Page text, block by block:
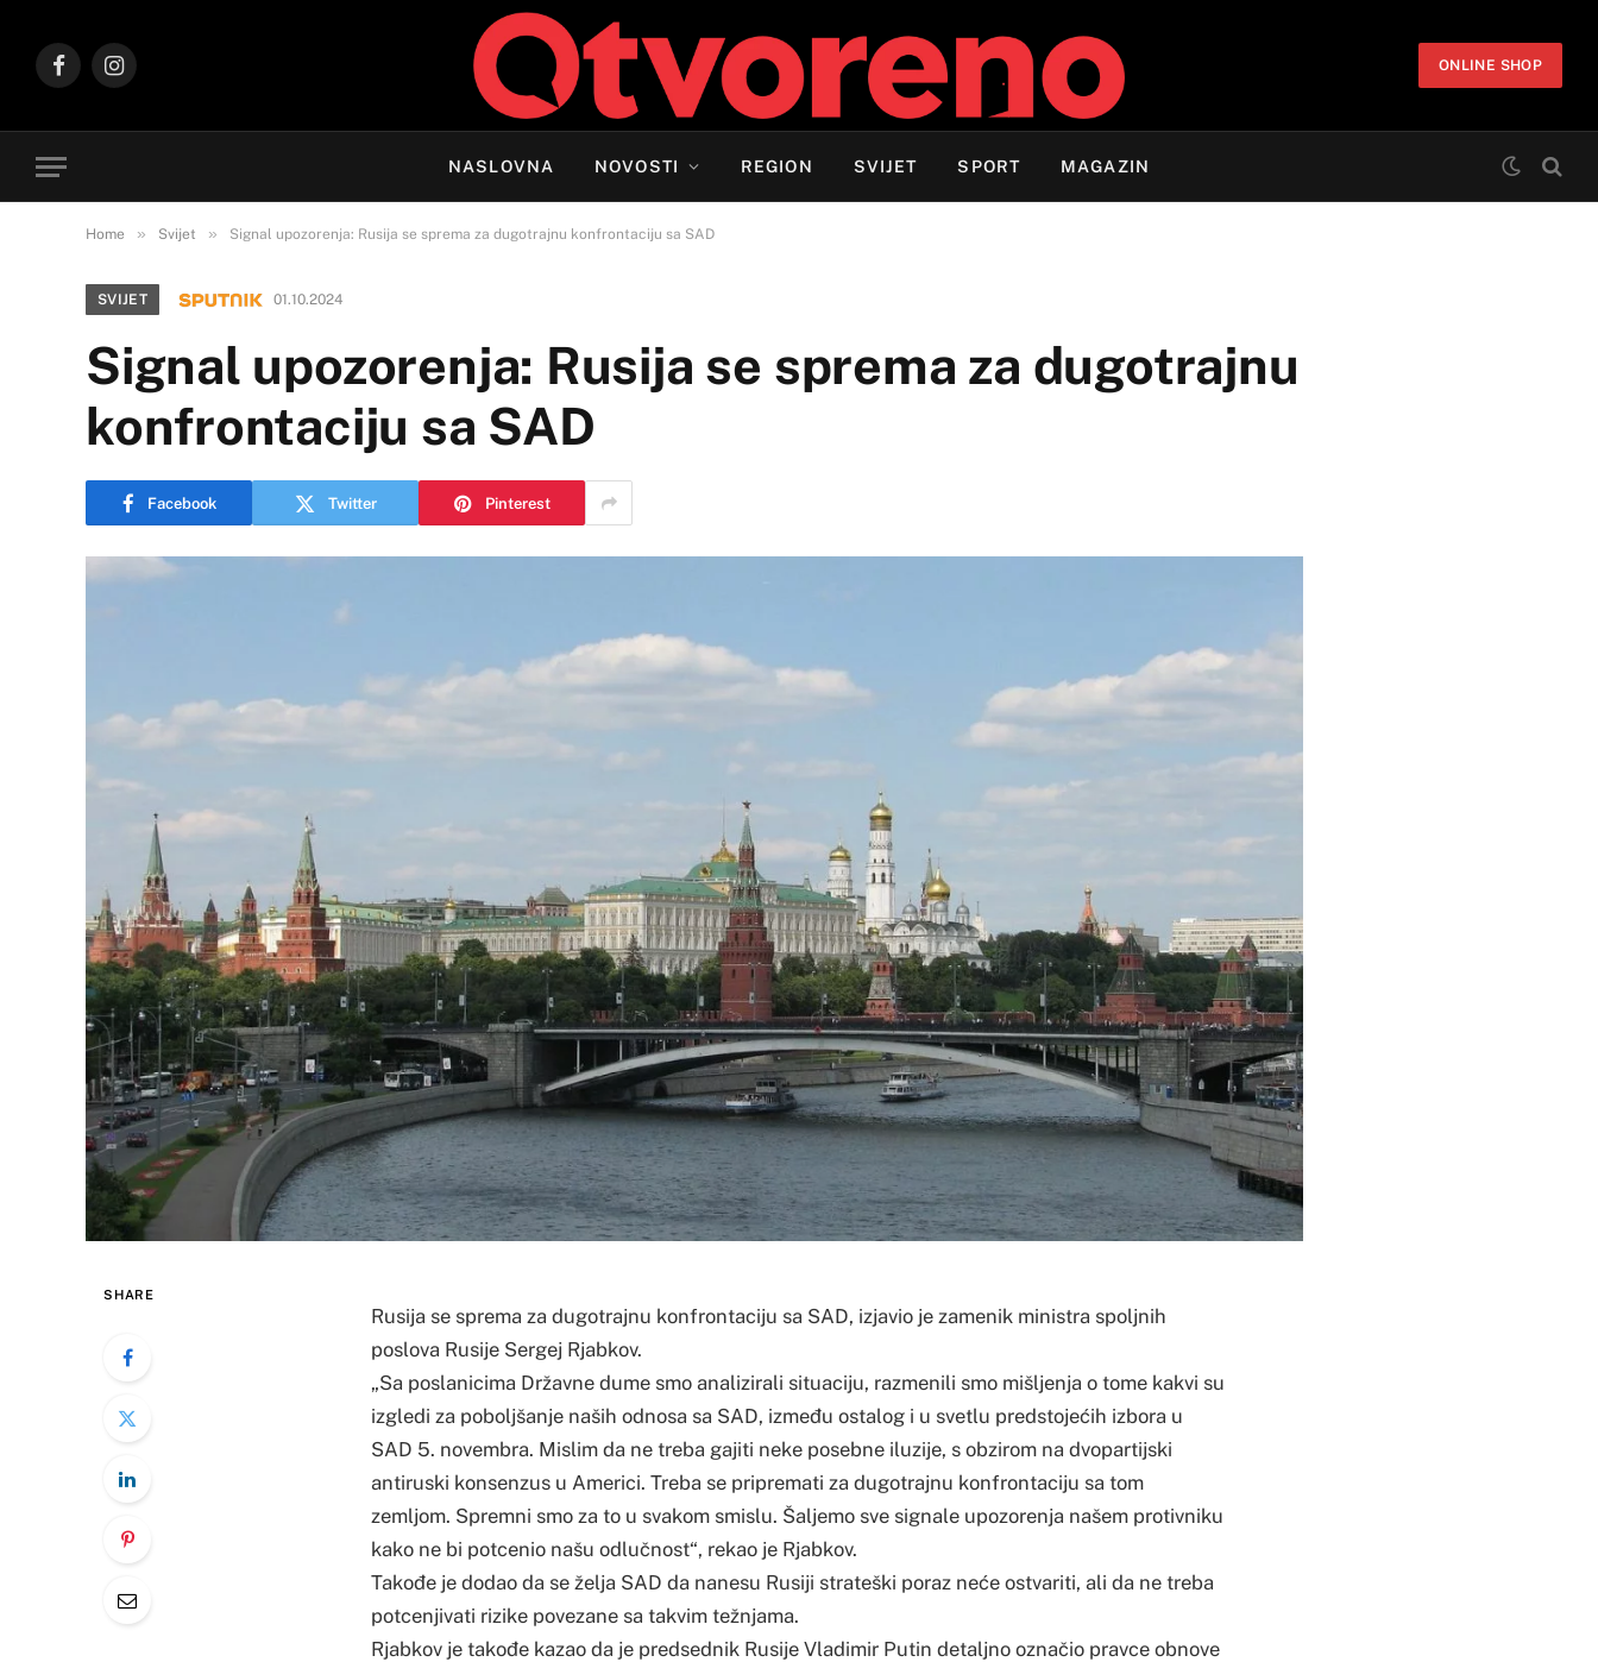
FacebookInstagram
ONLINE SHOP
NASLOVNA NOVOSTI REGION SVIJET SPORT MAGAZIN
Home » Svijet » Signal upozorenja: Rusija se sprema za dugotrajnu konfrontaciju sa SAD
SVIJET 01.10.2024
Signal upozorenja: Rusija se sprema za dugotrajnu
konfrontaciju sa SAD
Facebook Twitter Pinterest
SHARE
Rusija se sprema za dugotrajnu konfrontaciju sa SAD, izjavio je zamenik ministra spoljnih
poslova Rusije Sergej Rjabkov.
„Sa poslanicima Državne dume smo analizirali situaciju, razmenili smo mišljenja o tome kakvi su
izgledi za poboljšanje naših odnosa sa SAD, između ostalog i u svetlu predstojećih izbora u
SAD 5. novembra. Mislim da ne treba gajiti neke posebne iluzije, s obzirom na dvopartijski
antiruski konsenzus u Americi. Treba se pripremati za dugotrajnu konfrontaciju sa tom
zemljom. Spremni smo za to u svakom smislu. Šaljemo sve signale upozorenja našem protivniku
kako ne bi potcenio našu odlučnost“, rekao je Rjabkov.
Takođe je dodao da se želja SAD da nanesu Rusiji strateški poraz neće ostvariti, ali da ne treba
potcenjivati rizike povezane sa takvim težnjama.
Rjabkov je takođe kazao da je predsednik Rusije Vladimir Putin detaljno označio pravce obnove